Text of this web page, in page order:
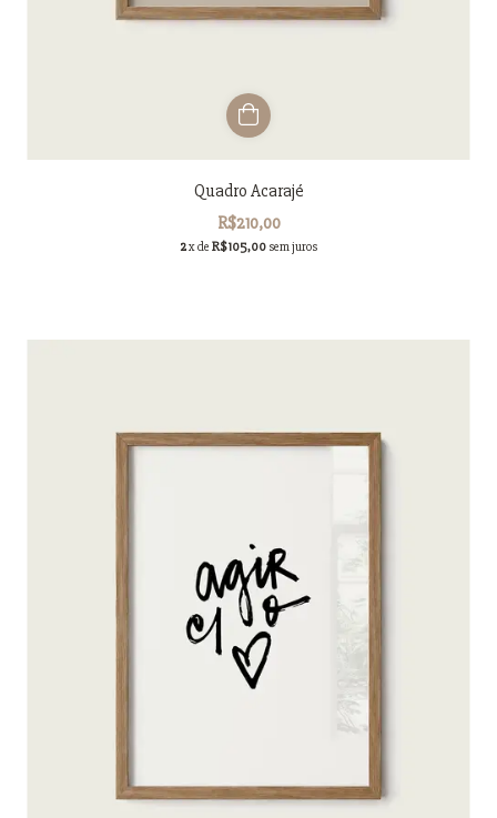
Quadro Acarajé
R$210,00
2x de R$105,00 sem juros